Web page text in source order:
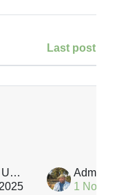
Last post
Admin User
1 Nov